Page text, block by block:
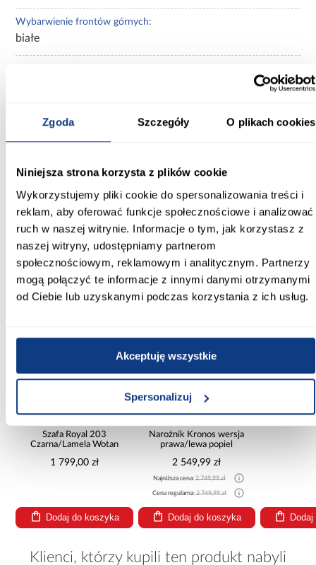
Zgoda Szczegóły O plikach cookies
Niniejsza strona korzysta z plików cookie
Wykorzystujemy pliki cookie do spersonalizowania treści i
reklam, aby oferować funkcje społecznościowe i analizować
ruch w naszej witrynie. Informacje o tym, jak korzystasz z
naszej witryny, udostępniamy partnerom
społecznościowym, reklamowym i analitycznym. Partnerzy
mogą połączyć te informacje z innymi danymi otrzymanymi
od Ciebie lub uzyskanymi podczas korzystania z ich usług.
Akceptuję wszystkie
Spersonalizuj
Wybarwienie frontów górnych:
białe
Inni Klienci sprawdzali również
PORÓWNAJ
Szafa Royal 203
Czarna/Lamela Wotan
1 799,00 zł
Dodaj do koszyka
PORÓWNAJ
Narożnik Kronos wersja
prawa/lewa popiel
2 549,99 zł
Najniższa cena:2 749,99 zł
Cena regularna:2 749,99 zł
Dodaj do koszyka
9
Klienci, którzy kupili ten produkt nabyli